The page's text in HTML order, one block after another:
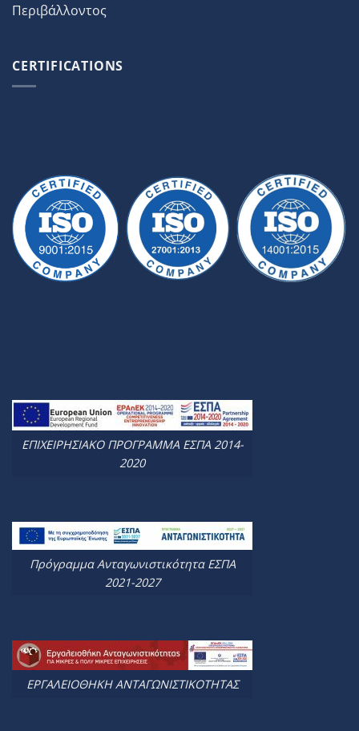
Περιβάλλοντος
CERTIFICATIONS
ΕΠΙΧΕΙΡΗΣΙΑΚΟ ΠΡΟΓΡΑΜΜΑ ΕΣΠΑ 2014-
2020
Πρόγραμμα Ανταγωνιστικότητα ΕΣΠΑ
2021-2027
ΕΡΓΑΛΕΙΟΘΗΚΗ ΑΝΤΑΓΩΝΙΣΤΙΚΟΤΗΤΑΣ